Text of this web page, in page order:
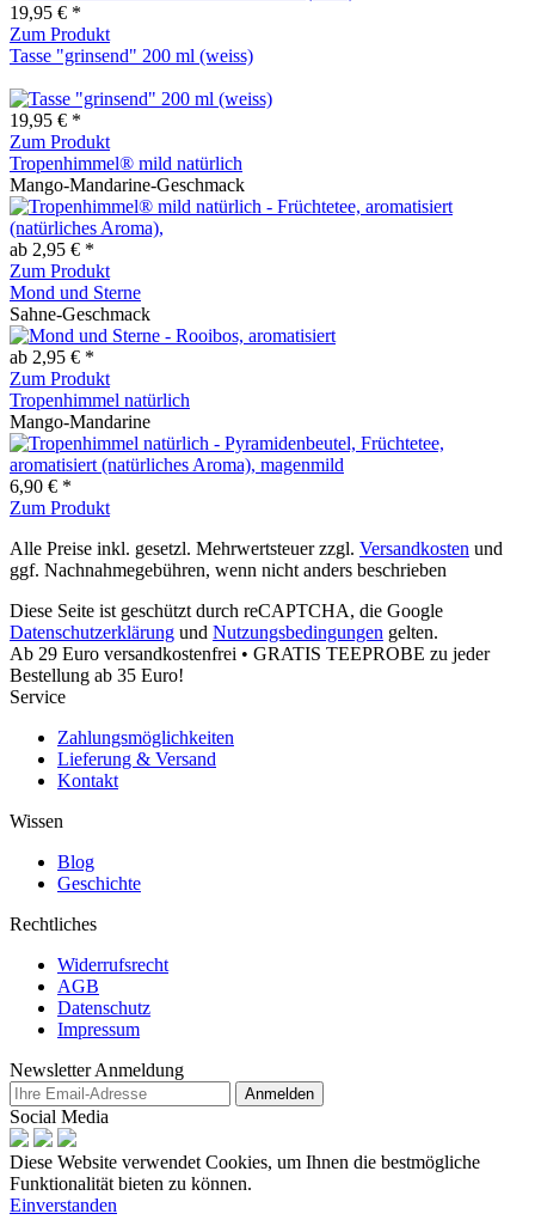
19,95 € *
Zum Produkt
Tasse "grinsend" 200 ml (weiss)
19,95 € *
Zum Produkt
Tropenhimmel® mild natürlich
Mango-Mandarine-Geschmack
ab 2,95 € *
Zum Produkt
Mond und Sterne
Sahne-Geschmack
ab 2,95 € *
Zum Produkt
Tropenhimmel natürlich
Mango-Mandarine
6,90 € *
Zum Produkt
Alle Preise inkl. gesetzl. Mehrwertsteuer zzgl. Versandkosten und
ggf. Nachnahmegebühren, wenn nicht anders beschrieben
Diese Seite ist geschützt durch reCAPTCHA, die Google
Datenschutzerklärung und Nutzungsbedingungen gelten.
Ab 29 Euro versandkostenfrei • GRATIS TEEPROBE zu jeder
Bestellung ab 35 Euro!
Service
Zahlungsmöglichkeiten
Lieferung & Versand
Kontakt
Wissen
Blog
Geschichte
Rechtliches
Widerrufsrecht
AGB
Datenschutz
Impressum
Newsletter Anmeldung
Anmelden
Social Media
Diese Website verwendet Cookies, um Ihnen die bestmögliche
Funktionalität bieten zu können.
Einverstanden